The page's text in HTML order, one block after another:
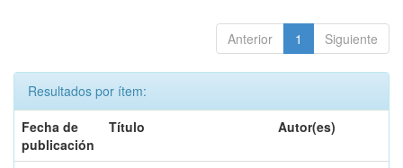
Anterior 1 Siguiente
Resultados por ítem:
Fecha de
publicación
Título Autor(es)